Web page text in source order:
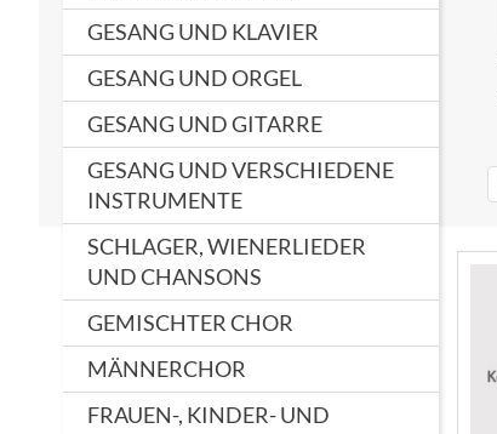
GESANG UND KLAVIER
GESANG UND ORGEL
GESANG UND GITARRE
GESANG UND VERSCHIEDENE
INSTRUMENTE
SCHLAGER, WIENERLIEDER
UND CHANSONS
GEMISCHTER CHOR
MÄNNERCHOR
FRAUEN-, KINDER- UND